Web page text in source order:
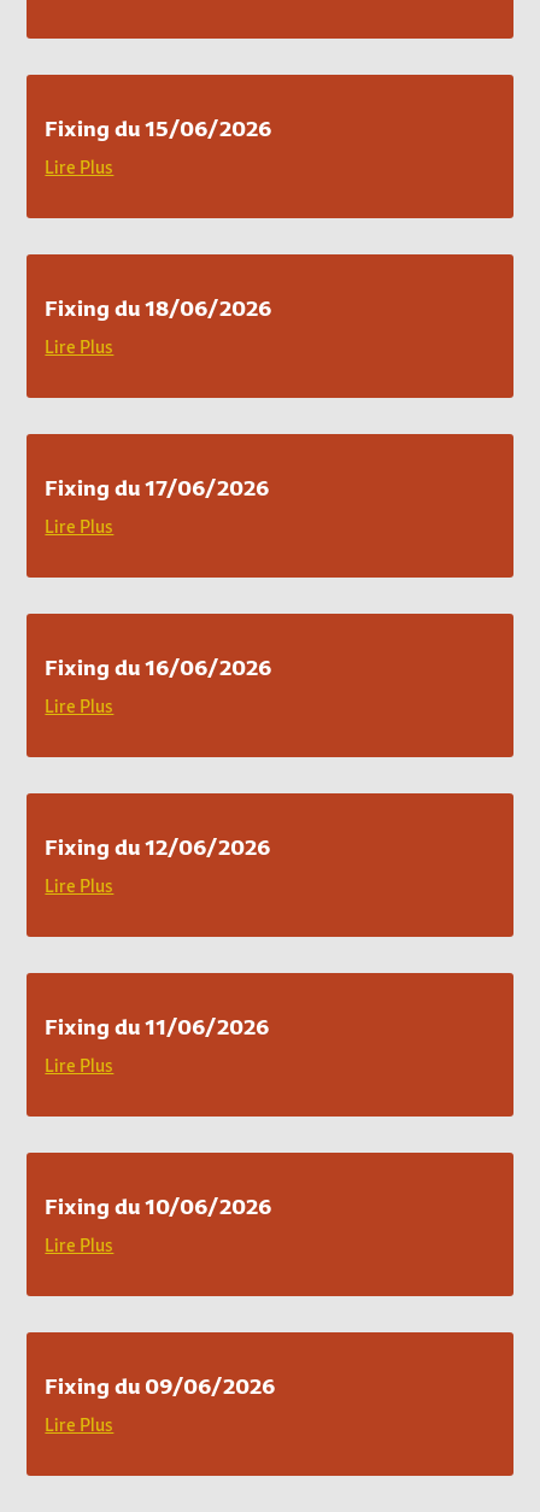
Fixing du 15/06/2026
Lire Plus
Fixing du 18/06/2026
Lire Plus
Fixing du 17/06/2026
Lire Plus
Fixing du 16/06/2026
Lire Plus
Fixing du 12/06/2026
Lire Plus
Fixing du 11/06/2026
Lire Plus
Fixing du 10/06/2026
Lire Plus
Fixing du 09/06/2026
Lire Plus